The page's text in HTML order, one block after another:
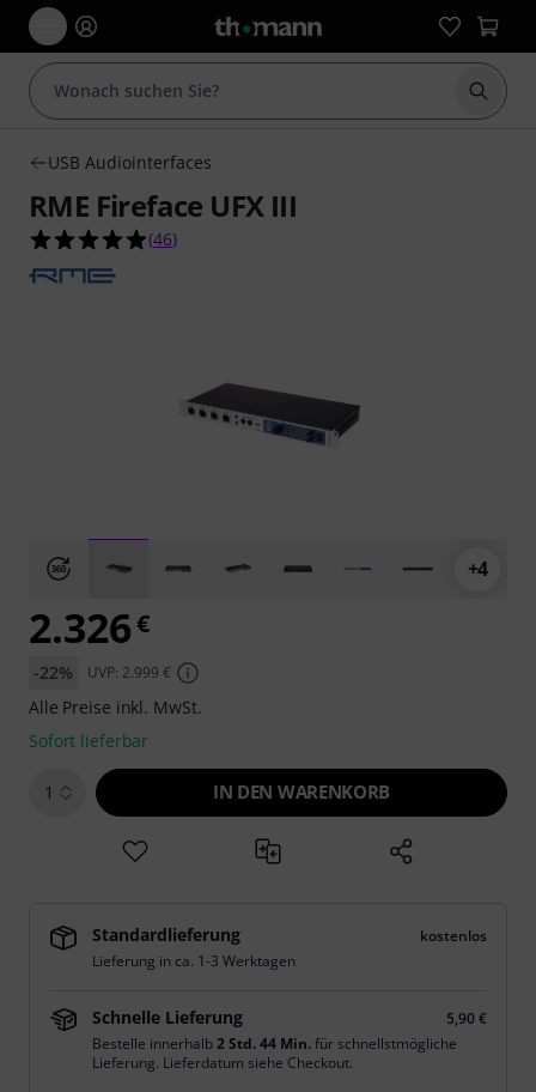
Suche
USB Audiointerfaces
RME Fireface UFX III
4.9 von 5 Sternen aus 46 Kundenbewertungen
(46)
+4
2.326€
-22% UVP: 2.999 €
Alle Preise inkl. MwSt.
Sofort lieferbar
1 IN DEN WARENKORB
Standardlieferung
kostenlos
Lieferung in ca. 1-3 Werktagen
Schnelle Lieferung
5,90 €
Bestelle innerhalb2 Std. 44 Min.für schnellstmögliche
Lieferung. Lieferdatum siehe Checkout.